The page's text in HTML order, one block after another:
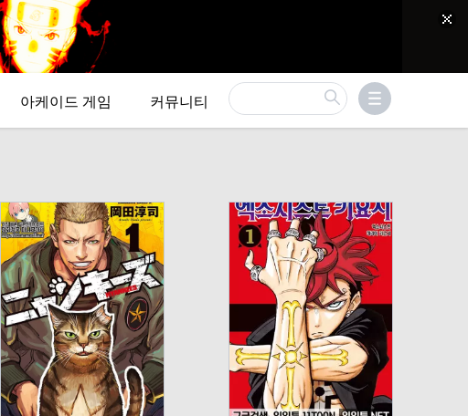
아케이드 게임 커뮤니티